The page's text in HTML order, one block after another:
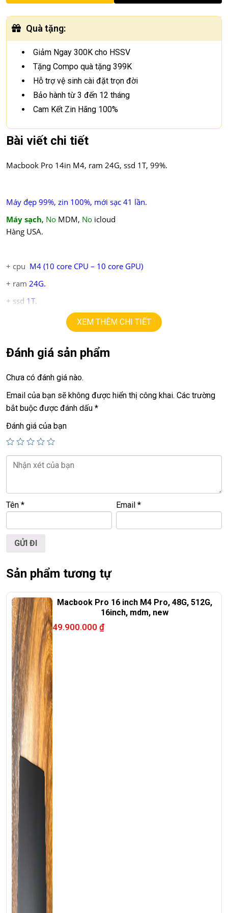
Quà tặng:
Giảm Ngay 300K cho HSSV
Tặng Compo quà tặng 399K
Hỗ trợ vệ sinh cài đặt trọn đời
Bảo hành từ 3 đến 12 tháng
Cam Kết Zin Hãng 100%
Bài viết chi tiết
Macbook Pro 14in M4, ram 24G, ssd 1T, 99%.
Máy đẹp 99%, zin 100%, mới sạc 41 lần.
Máy sạch, No MDM, No icloud
Hàng USA.
+ cpu M4 (10 core CPU – 10 core GPU)
+ ram 24G.
+ ssd 1T.
Liquid retina.
Giá:39.9tr
💻LAPTOP TRIỀU PHÁT • UY TÍN • CHẤT LƯỢNG • GIÁ
TỐT💻
📞Hotline / Zalo:
📍 Địa chỉ:60/26 Đồng Đen, P. Tân Bình, TP.HCM
Website: https://laptoptrieuphat.com
cam kết chính hãng 100%
XEM THÊM CHI TIẾT
Đánh giá sản phẩm
Chưa có đánh giá nào.
Email của bạn sẽ không được hiển thị công khai. Các trường
bắt buộc được đánh dấu *
Đánh giá của bạn
Tên * Email*
Sản phẩm tương tự
Macbook Pro 16 inch M4 Pro, 48G, 512G,
16inch, mdm, new
49.900.000 ₫